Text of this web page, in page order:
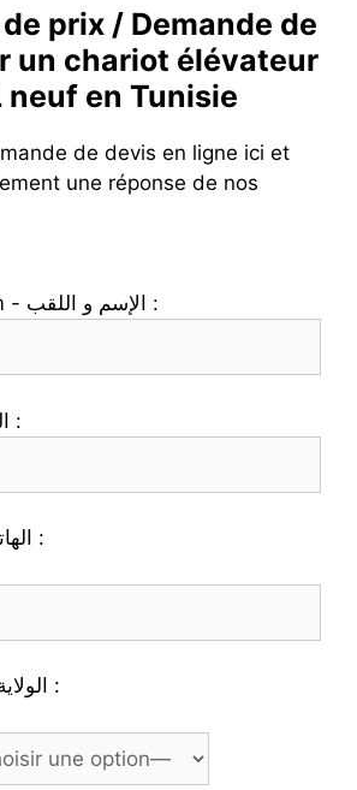
prix / Demande de
un chariot élévateur
neuf en Tunisie
de devis en ligne ici et
une réponse de nos
Nom et prénom - الإسم و اللقب :
Société - الشركة :
Téléphone - الهاتف :
Gouvernorat - الولاية :